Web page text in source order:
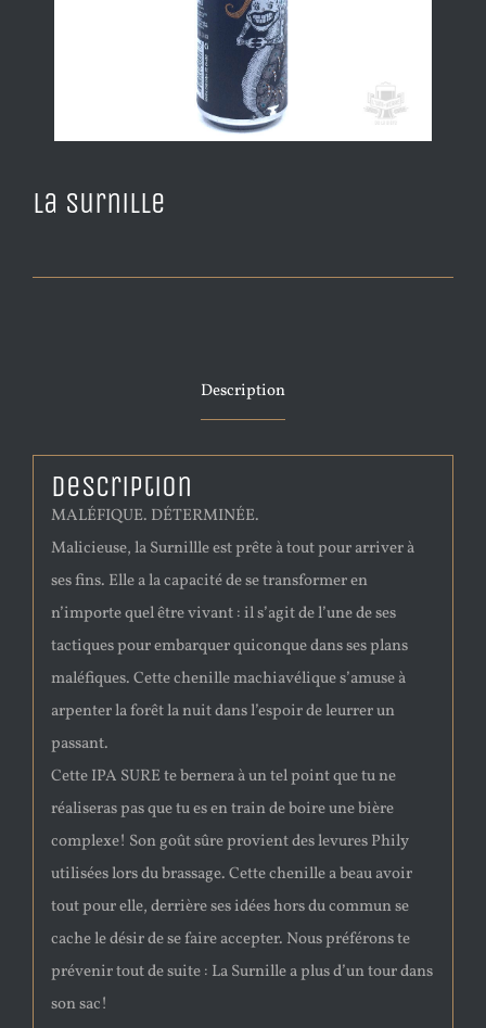
La Surnille
Description
Description
MALÉFIQUE. DÉTERMINÉE.
Malicieuse, la Surnillle est prête à tout pour arriver à
ses fins. Elle a la capacité de se transformer en
n’importe quel être vivant : il s’agit de l’une de ses
tactiques pour embarquer quiconque dans ses plans
maléfiques. Cette chenille machiavélique s’amuse à
arpenter la forêt la nuit dans l’espoir de leurrer un
passant.
Cette IPA SURE te bernera à un tel point que tu ne
réaliseras pas que tu es en train de boire une bière
complexe! Son goût sûre provient des levures Phily
utilisées lors du brassage. Cette chenille a beau avoir
tout pour elle, derrière ses idées hors du commun se
cache le désir de se faire accepter. Nous préférons te
prévenir tout de suite : La Surnille a plus d’un tour dans
son sac!